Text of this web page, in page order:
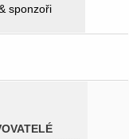
sponzoři